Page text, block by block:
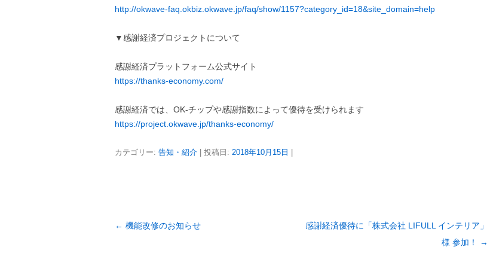
http://okwave-faq.okbiz.okwave.jp/faq/show/1157?category_id=18&site_domain=help
▼感謝経済プロジェクトについて
感謝経済プラットフォーム公式サイト
https://thanks-economy.com/
感謝経済では、OK-チップや感謝指数によって優待を受けられます
https://project.okwave.jp/thanks-economy/
カテゴリー: 告知・紹介 | 投稿日: 2018年10月15日
投
← 機能改修のお知らせ
感謝経済優待に「株式会社 LIFULL インテリア」
様 参加！
→